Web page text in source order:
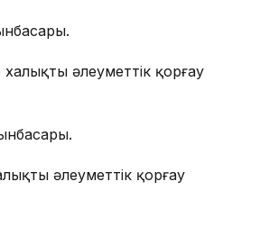
әлеуметтік қорғау
әлеуметтік қорғау